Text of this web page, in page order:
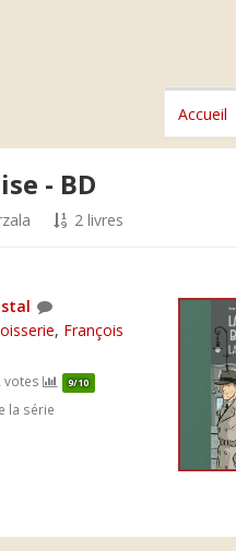
Accueil
- BD
2 livres
, François
votes 9/10
la série